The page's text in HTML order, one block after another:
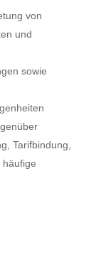
von
und
sowie
Tarifbindung,